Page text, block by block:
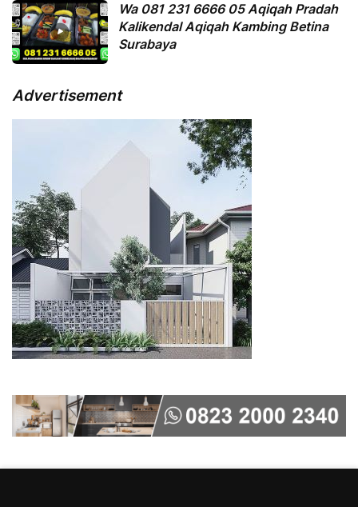
Wa 081 231 6666 05 Aqiqah Pradah
Kalikendal Aqiqah Kambing Betina
Surabaya
Advertisement